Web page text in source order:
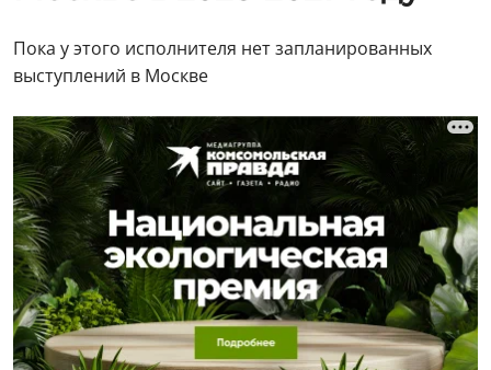
Пока у этого исполнителя нет запланированных
выступлений в Москве